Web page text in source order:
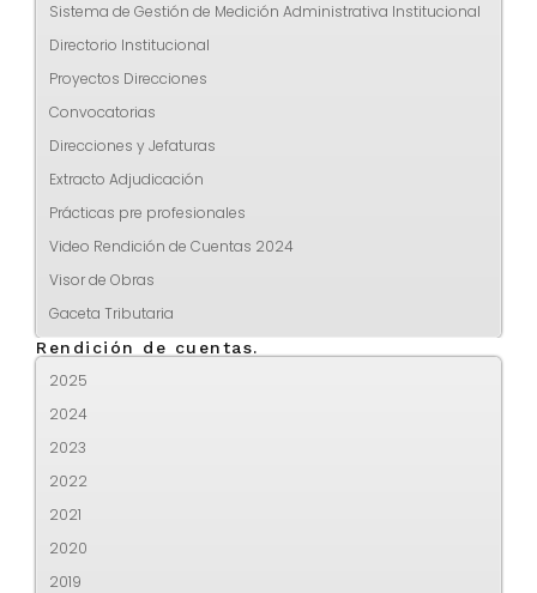
Sistema de Gestión de Medición Administrativa Institucional
Directorio Institucional
Proyectos Direcciones
Convocatorias
Direcciones y Jefaturas
Extracto Adjudicación
Prácticas pre profesionales
Video Rendición de Cuentas 2024
Visor de Obras
Gaceta Tributaria
Rendición de cuentas.
2025
2024
2023
2022
2021
2020
2019